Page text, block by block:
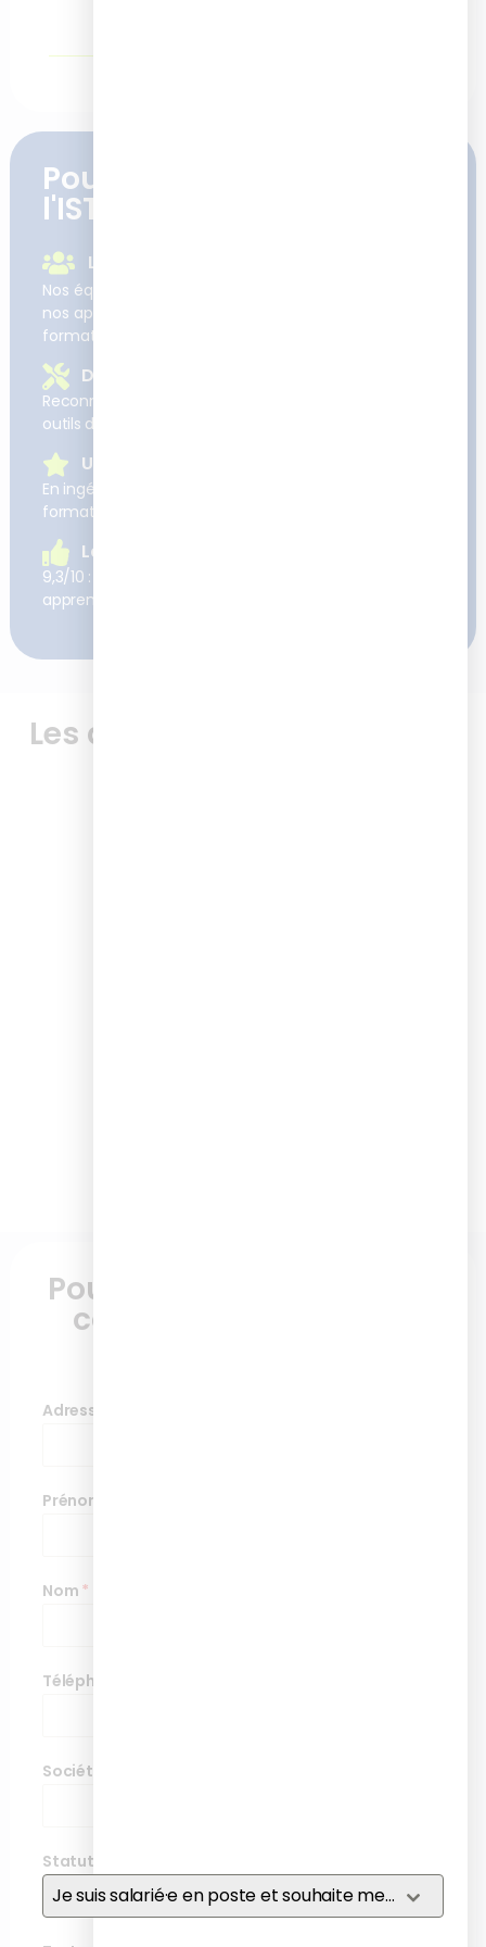
Pourquoi se former à
l'ISTF
Le suivi et l'accompagnement
Nos équipes sont learner et user centric : nos clients,
nos apprenants et leurs enjeux sont au cœur de nos
formations et projets.
Des formations concrètes
Reconnues pour développer des compétences et
outils directement applicables sur le terrain
Une expertise reconnue
En ingénierie pédagogique et digitalisation des
formations
La satisfaction client
9,3/10 : c’est la satisfaction moyenne à chaud de nos
apprenants après nos formations
Les avis de nos apprenants
Pour plus d'informations,
contactez nous via ce
Adresse de messagerie
Prénom
Nom *
Téléphone
Société
Statut
Je suis salarié·e en poste et souhaite me former